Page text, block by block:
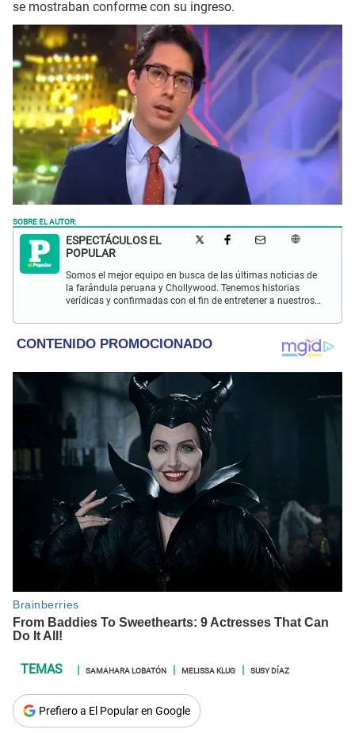
se mostraban conforme con su ingreso.
SOBRE EL AUTOR:
ESPECTÁCULOS EL
POPULAR
Somos el mejor equipo en busca de las últimas noticias de
la farándula peruana y Chollywood. Tenemos historias
verídicas y confirmadas con el fin de entretener a nuestros
SAMAHARA LOBATÓN MELISSA KLUG SUSY DÍAZ
Prefiero a El Popular en Google